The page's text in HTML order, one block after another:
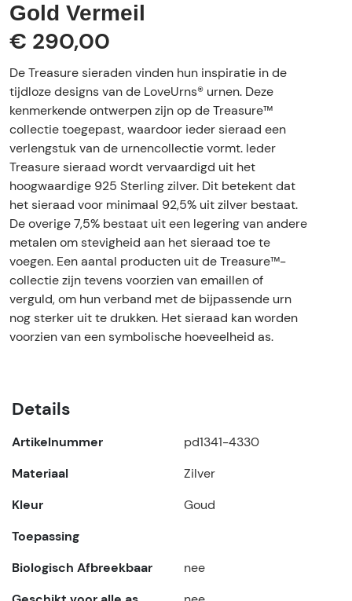
Gold Vermeil
€ 290,00
De Treasure sieraden vinden hun inspiratie in de
tijdloze designs van de LoveUrns® urnen. Deze
kenmerkende ontwerpen zijn op de Treasure™
collectie toegepast, waardoor ieder sieraad een
verlengstuk van de urnencollectie vormt. Ieder
Treasure sieraad wordt vervaardigd uit het
hoogwaardige 925 Sterling zilver. Dit betekent dat
het sieraad voor minimaal 92,5% uit zilver bestaat.
De overige 7,5% bestaat uit een legering van andere
metalen om stevigheid aan het sieraad toe te
voegen. Een aantal producten uit de Treasure™-
collectie zijn tevens voorzien van emaillen of
verguld, om hun verband met de bijpassende urn
nog sterker uit te drukken. Het sieraad kan worden
voorzien van een symbolische hoeveelheid as.
Details
Artikelnummer
pd1341-4330
Materiaal
Zilver
Kleur
Goud
Toepassing
Biologisch Afbreekbaar
nee